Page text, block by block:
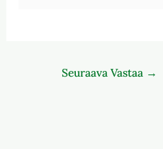
Seuraava Vastaa →